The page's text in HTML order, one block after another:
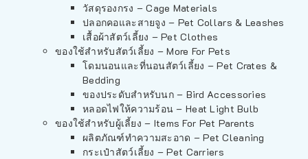
วัสดุรองกรง – Cage Materials
ปลอกคอและสายจูง – Pet Collars & Leashes
เสื้อผ้าสัตว์เลี้ยง – Pet Clothes
ของใช้สำหรับสัตว์เลี้ยง – More For Pets
โดมนอนและที่นอนสัตว์เลี้ยง – Pet Crates &
Bedding
ของประดับสำหรับนก – Bird Accessories
หลอดไฟให้ความร้อน – Heat Light Bulb
ของใช้สำหรับผู้เลี้ยง – Items For Pet Parents
ผลิตภัณฑ์ทำความสะอาด – Pet Cleaning
กระเป๋าสัตว์เลี้ยง – Pet Carriers